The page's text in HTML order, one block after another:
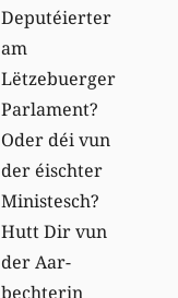
Deputéierter
am
Lëtzebuerger
Parlament?
Oder déi vun
der éischter
Ministesch?
Hutt Dir vun
der Aar-
bechterin